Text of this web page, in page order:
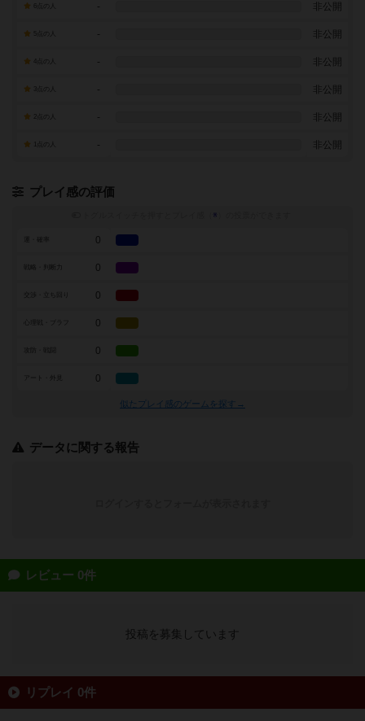
- 非公開
- 非公開
- 非公開
- 非公開
- 非公開
- 非公開
プレイ感の評価
※
0
戦略・判断力 0
0
0
0
アート・外見 0
似たプレイ感のゲームを探す→
データに関する報告
レビュー 0件
投稿を募集しています
リプレイ 0件